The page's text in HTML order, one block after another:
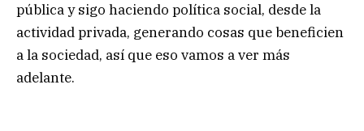
pública y sigo haciendo política social, desde la
actividad privada, generando cosas que beneficien
a la sociedad, así que eso vamos a ver más
adelante.